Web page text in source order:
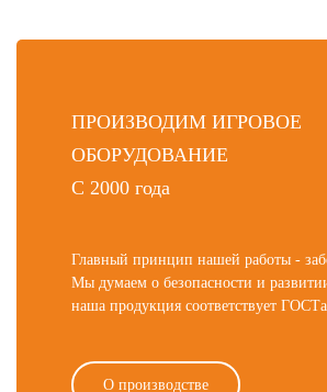
ПРОИЗВОДИМ ИГРОВОЕ
ОБОРУДОВАНИЕ
С 2000 года
Главный принцип нашей работы -
Мы думаем о безопасности и
наша продукция соответствует
О производстве